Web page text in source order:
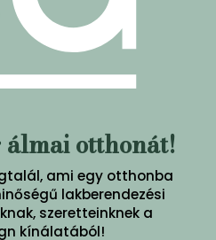
otthonát!
ami egy otthonba
lakberendezési
szeretteinknek a
kínálatából!